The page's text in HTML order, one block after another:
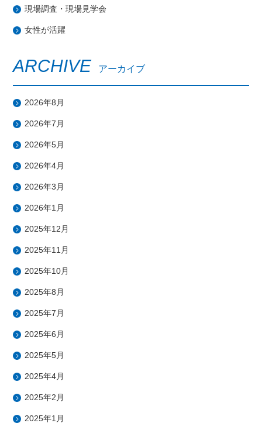
現場調査・現場見学会
女性が活躍
ARCHIVE アーカイブ
2026年8月
2026年7月
2026年5月
2026年4月
2026年3月
2026年1月
2025年12月
2025年11月
2025年10月
2025年8月
2025年7月
2025年6月
2025年5月
2025年4月
2025年2月
2025年1月